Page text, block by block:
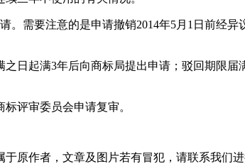
。需要注意的是申请撤销2014年5月1日前经
日起满3年后向商标局提出申请；驳回期限
评审委员会申请复审。
原作者，文章及图片若有冒犯，请联系我们进